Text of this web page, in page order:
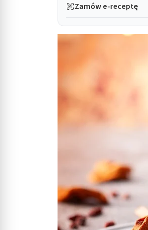
Zamów e-receptę